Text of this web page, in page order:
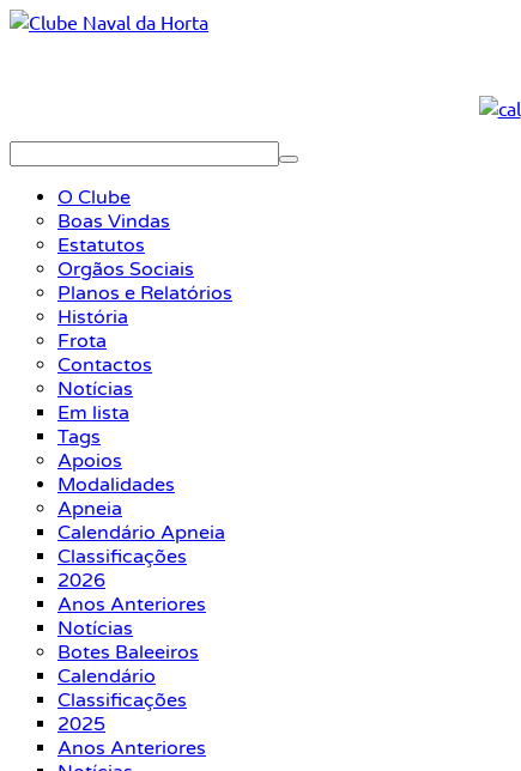
O Clube
Boas Vindas
Estatutos
Orgãos Sociais
Planos e Relatórios
História
Frota
Contactos
Notícias
Em lista
Tags
Apoios
Modalidades
Apneia
Calendário Apneia
Classificações
2026
Anos Anteriores
Notícias
Botes Baleeiros
Calendário
Classificações
2025
Anos Anteriores